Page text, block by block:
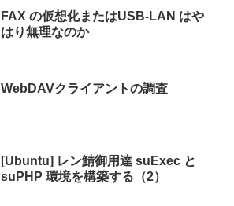
FAX の仮想化またはUSB-LAN はや
はり無理なのか
WebDAVクライアントの調査
[Ubuntu] レン鯖御用達 suExec と
suPHP 環境を構築する（2）